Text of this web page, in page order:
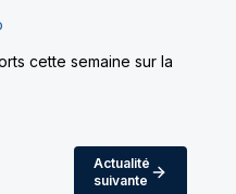
cette semaine sur la
Actualité
suivante